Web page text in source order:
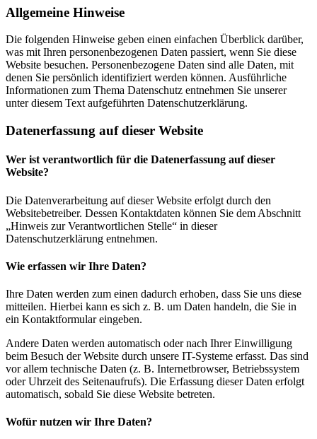
Allgemeine Hinweise
Die folgenden Hinweise geben einen einfachen Überblick darüber,
was mit Ihren personenbezogenen Daten passiert, wenn Sie diese
Website besuchen. Personenbezogene Daten sind alle Daten, mit
denen Sie persönlich identifiziert werden können. Ausführliche
Informationen zum Thema Datenschutz entnehmen Sie unserer
unter diesem Text aufgeführten Datenschutzerklärung.
Datenerfassung auf dieser Website
Wer ist verantwortlich für die Datenerfassung auf dieser
Website?
Die Datenverarbeitung auf dieser Website erfolgt durch den
Websitebetreiber. Dessen Kontaktdaten können Sie dem Abschnitt
„Hinweis zur Verantwortlichen Stelle“ in dieser
Datenschutzerklärung entnehmen.
Wie erfassen wir Ihre Daten?
Ihre Daten werden zum einen dadurch erhoben, dass Sie uns diese
mitteilen. Hierbei kann es sich z. B. um Daten handeln, die Sie in
ein Kontaktformular eingeben.
Andere Daten werden automatisch oder nach Ihrer Einwilligung
beim Besuch der Website durch unsere IT-Systeme erfasst. Das sind
vor allem technische Daten (z. B. Internetbrowser, Betriebssystem
oder Uhrzeit des Seitenaufrufs). Die Erfassung dieser Daten erfolgt
automatisch, sobald Sie diese Website betreten.
Wofür nutzen wir Ihre Daten?